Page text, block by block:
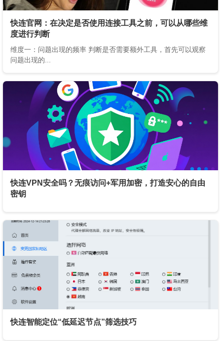
快连官网：在决定是否使用连接工具之前，可以从哪些维
度进行判断
维度一：问题出现的频率 判断是否需要额外工具，首先可以观察
问题出现的...
快连VPN安全吗？无痕访问+军用加密，打造安心的自由
密钥
快连智能定位“低延迟节点”筛选技巧